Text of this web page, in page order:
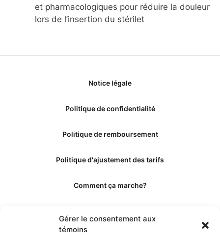
Gérer le consentement aux
témoins
et pharmacologiques pour réduire la douleur
lors de l’insertion du stérilet
Notice légale
Politique de confidentialité
Politique de remboursement
Politique d'ajustement des tarifs
Comment ça marche?